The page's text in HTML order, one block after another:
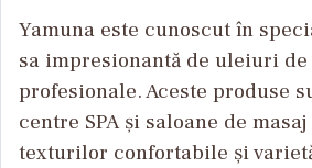
Yamuna este cunoscut în
sa impresionantă de uleiuri de
profesionale. Aceste produse
centre SPA și saloane de
texturilor confortabile și